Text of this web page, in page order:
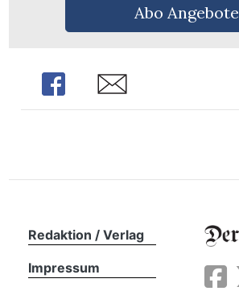
Abo Angebote
Share Share
Redaktion / Verlag
Impressum